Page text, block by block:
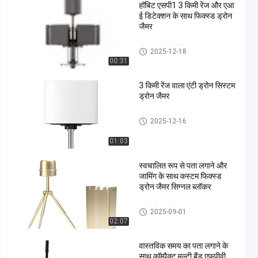
00:31
हॉबिट एसपी1 3 किमी रेंज और एआ
ई डिटेक्शन के साथ फिक्स्ड ड्रोन
जैमर
एफपीवी ड्रोन डिटेक्टर
2025-12-18
01:03
3 किमी रेंज वाला एंटी ड्रोन सिस्टम
ड्रोन जैमर
एफपीवी ड्रोन डिटेक्टर
2025-12-16
02:07
स्वचालित रूप से पता लगाने और
जामिंग के साथ कस्टम फिक्स्ड
ड्रोन जैमर सिग्नल ब्लॉकर
ड्रोन सिग्नल जैमर
2025-09-01
वास्तविक समय का पता लगाने के